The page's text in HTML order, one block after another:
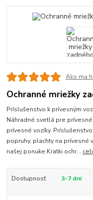
Ako ma
Ochranné mriežky
Príslušenstvo k prívesným
Náhradné svetlá pre
prívesné vozíky.
popruhy, plachty na prívesné
našej ponuke.Kratki ochr...
Dostupnosť 3-7 dni